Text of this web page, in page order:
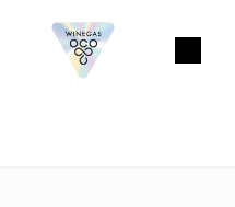
Nákupní